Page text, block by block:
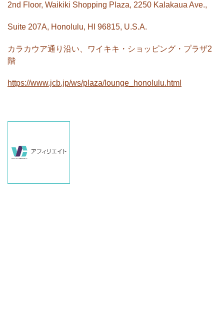
2nd Floor, Waikiki Shopping Plaza, 2250 Kalakaua Ave.,
Suite 207A, Honolulu, HI 96815, U.S.A.
カラカウア通り沿い、ワイキキ・ショッピング・プラザ2
階
https://www.jcb.jp/ws/plaza/lounge_honolulu.html